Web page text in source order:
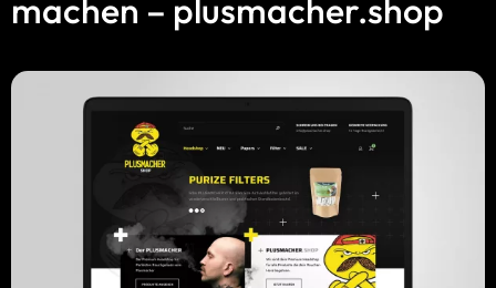
machen – plusmacher.shop